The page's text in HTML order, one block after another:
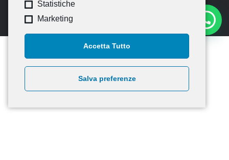
Statistiche
Marketing
Accetta Tutto
Salva preferenze